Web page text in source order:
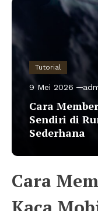
Tutorial
9 Mei 2026
Cara
Sendiri di
Sederhana
Cara